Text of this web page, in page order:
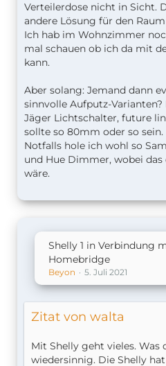
Verteilerdose nicht in Sicht.
andere Lösung für den Raum
Ich hab im Wohnzimmer
mal schauen ob ich da mit
kann.
Aber solang: Jemand dann
sinnvolle Aufputz-
Jäger Lichtschalter, future
sollte so 80mm oder so sein.
Notfalls hole ich wohl so
und Hue Dimmer, wobei
wäre.
Shelly 1 in Verbindung
Homebridge
Beyon 5. Juli 2021
Zitat von walta
Mit Shelly geht vieles. Was
wiedersinnig. Die Shelly